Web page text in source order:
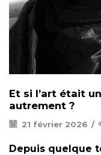
Et si l’art était
autrement ?
21 février 2026 /
Depuis quelque